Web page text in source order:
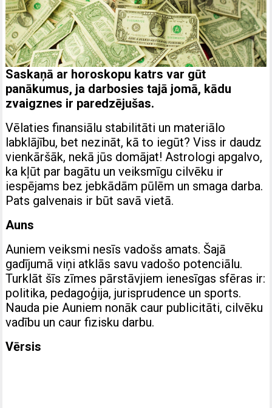
Saskaņā ar horoskopu katrs var gūt
panākumus, ja darbosies tajā jomā, kādu
zvaigznes ir paredzējušas.
Vēlaties finansiālu stabilitāti un materiālo
labklājību, bet nezināt, kā to iegūt? Viss ir daudz
vienkāršāk, nekā jūs domājat! Astrologi apgalvo,
ka kļūt par bagātu un veiksmīgu cilvēku ir
iespējams bez jebkādām pūlēm un smaga darba.
Pats galvenais ir būt savā vietā.
Auns
Auniem veiksmi nesīs vadošs amats. Šajā
gadījumā viņi atklās savu vadošo potenciālu.
Turklāt šīs zīmes pārstāvjiem ienesīgas sfēras ir:
politika, pedagoģija, jurisprudence un sports.
Nauda pie Auniem nonāk caur publicitāti, cilvēku
vadību un caur fizisku darbu.
Vērsis